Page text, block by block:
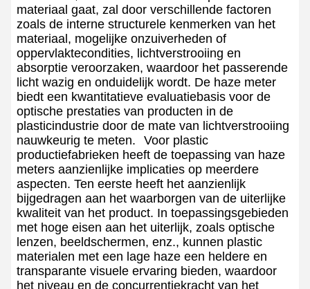
materiaal gaat, zal door verschillende factoren
zoals de interne structurele kenmerken van het
materiaal, mogelijke onzuiverheden of
oppervlaktecondities, lichtverstrooiing en
absorptie veroorzaken, waardoor het passerende
licht wazig en onduidelijk wordt. De haze meter
biedt een kwantitatieve evaluatiebasis voor de
optische prestaties van producten in de
plasticindustrie door de mate van lichtverstrooiing
nauwkeurig te meten.
Voor plastic
productiefabrieken heeft de toepassing van haze
meters aanzienlijke implicaties op meerdere
aspecten. Ten eerste heeft het aanzienlijk
bijgedragen aan het waarborgen van de uiterlijke
kwaliteit van het product. In toepassingsgebieden
met hoge eisen aan het uiterlijk, zoals optische
lenzen, beeldschermen, enz., kunnen plastic
materialen met een lage haze een heldere en
transparante visuele ervaring bieden, waardoor
het niveau en de concurrentiekracht van het